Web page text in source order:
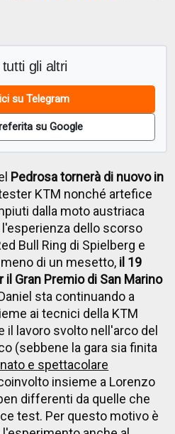
gli altri
su Telegram
su Google
Pedrosa tornerà di nuovo in
KTM nonché artefice
dalla moto austriaca
dello scorso
Bull Ring di Spielberg e
di un mesetto, il 19
Gran Premio di San Marino
sta continuando a
ai tecnici della KTM
il lavoro svolto nell'arco del
(sebbene la gara sia finita
e spettacolare
insieme a Lorenzo
differenti da quelle che
test. Per questo motivo è